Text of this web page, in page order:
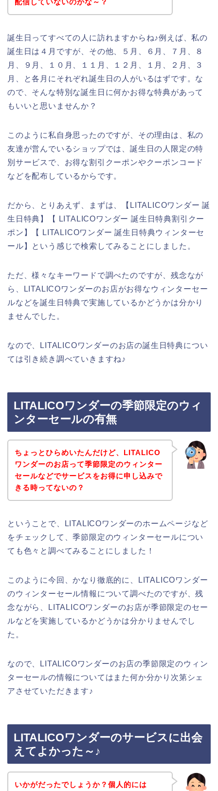
配信していないのかな～？
誕生日ってすべての人に訪れますからね♪例えば、私の
誕生日は４月ですが、その他、５月、６月、７月、８
月、９月、１０月、１１月、１２月、１月、２月、３
月、と各月にそれぞれ誕生日の人がいるはずです。な
ので、そんな特別な誕生日に何かお得な特典があって
もいいと思いませんか？
このように私自身思ったのですが、その理由は、私の
友達が営んでいるショップでは、誕生日の人限定の特
別サービスで、お得な割引クーポンやクーポンコード
などを配布しているからです。
だから、とりあえず、まずは、【LITALICOワンダー 誕
生日特典】【 LITALICOワンダー 誕生日特典割引クー
ポン】【 LITALICOワンダー 誕生日特典ウィンターセ
ール】という感じで検索してみることにしました。
ただ、様々なキーワードで調べたのですが、残念なが
ら、LITALICOワンダーのお店がお得なウィンターセー
ルなどを誕生日特典で実施しているかどうかは分かり
ませんでした。
なので、LITALICOワンダーのお店の誕生日特典につい
ては引き続き調べていきますね♪
LITALICOワンダーの季節限定のウィ
ンターセールの有無
ちょっとひらめいたんだけど、LITALICO
ワンダーのお店って季節限定のウィンター
セールなどでサービスをお得に申し込みで
きる時ってないの？
ということで、LITALICOワンダーのホームページなど
をチェックして、季節限定のウィンターセールについ
ても色々と調べてみることにしました！
このように今回、かなり徹底的に、LITALICOワンダー
のウィンターセール情報について調べたのですが、残
念ながら、LITALICOワンダーのお店が季節限定のセー
ルなどを実施しているかどうかは分かりませんでし
た。
なので、LITALICOワンダーのお店の季節限定のウィン
ターセールの情報についてはまた何か分かり次第シェ
アさせていただきます♪
LITALICOワンダーのサービスに出会
えてよかった～♪
いかがだったでしょうか？個人的には